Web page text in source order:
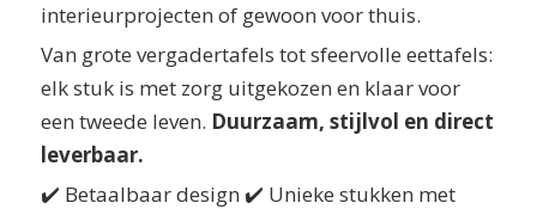
interieurprojecten of gewoon voor thuis.
Van grote vergadertafels tot sfeervolle eettafels:
elk stuk is met zorg uitgekozen en klaar voor
een tweede leven. Duurzaam, stijlvol en direct
leverbaar.
✔️ Betaalbaar design ✔️ Unieke stukken met